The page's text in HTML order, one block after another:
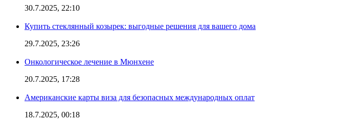
30.7.2025, 22:10
Купить стеклянный козырек: выгодные решения для вашего дома
29.7.2025, 23:26
Онкологическое лечение в Мюнхене
20.7.2025, 17:28
Американские карты виза для безопасных международных оплат
18.7.2025, 00:18